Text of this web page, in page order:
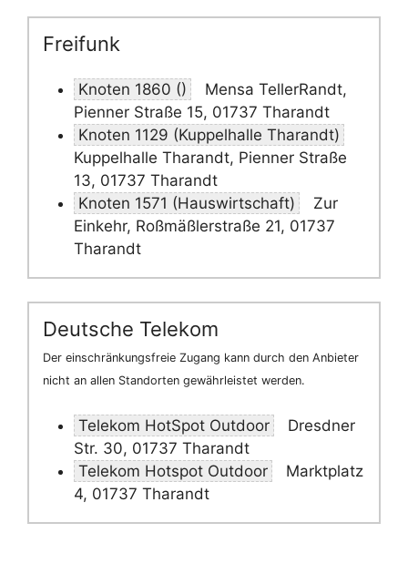
Freifunk
Knoten 1860 ()
Mensa TellerRandt,
Pienner Straße 15, 01737 Tharandt
Knoten 1129 (Kuppelhalle Tharandt)
Kuppelhalle Tharandt, Pienner Straße
13, 01737 Tharandt
Knoten 1571 (Hauswirtschaft)
Zur
Einkehr, Roßmäßlerstraße 21, 01737
Tharandt
Deutsche Telekom
Der einschränkungsfreie Zugang kann durch den Anbieter
nicht an allen Standorten gewährleistet werden.
Telekom HotSpot Outdoor
Dresdner
Str. 30, 01737 Tharandt
Telekom Hotspot Outdoor
Marktplatz
4, 01737 Tharandt